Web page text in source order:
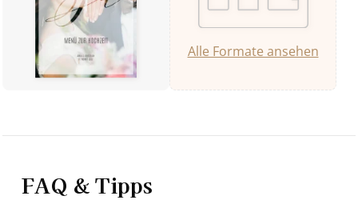
Alle Formate ansehen
FAQ & Tipps